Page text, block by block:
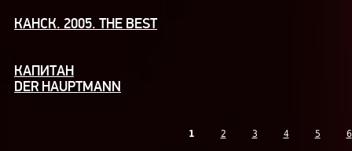
КАНСК. 2005. THE BEST
КАПИТАН
DER HAUPTMANN
1 2 3 4 5 6